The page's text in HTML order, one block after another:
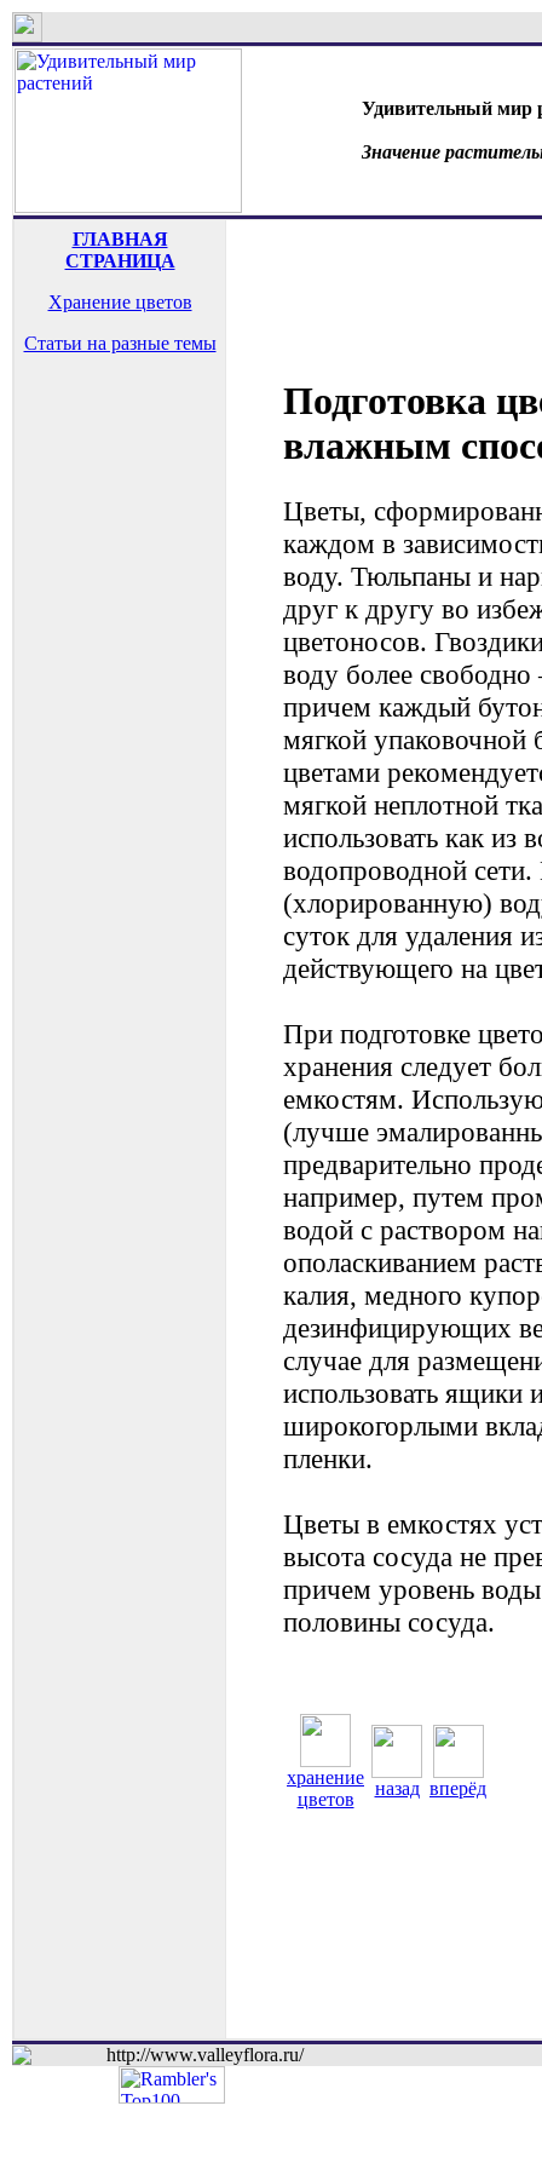
Удивительный мир
Значение
ГЛАВНАЯ
СТРАНИЦА
Хранение цветов
Статьи на разные темы
Подготовка
влажным
Цветы,
каждом в
воду. Тюльпаны и
друг к другу во
цветоносов.
воду более свободно
причем каждый
мягкой упаковочной
цветами
мягкой неплотной
использовать как из
водопроводной
(хлорированную)
суток для удаления
действующего на
При подготовке
хранения следует
емкостям.
(лучше
предварительно
например, путем
водой с раствором
ополаскиванием
калия, медного
дезинфицирующих
случае для
использовать ящики
широкогорлыми
пленки.
Цветы в емкостях
высота сосуда не
причем уровень
половины сосуда.
хранение
цветов
назад вперёд
http://www.valleyflora.ru/